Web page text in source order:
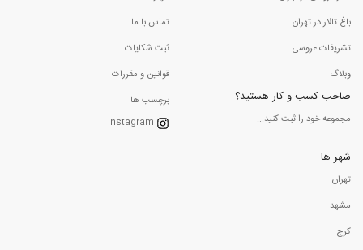
باغ تالار در تهران
تشریفات عروسی
وبلاگ
صاحب کسب و کار هستید؟
مجموعه خود را ثبت کنید...
تماس با ما
ثبت شکایات
قوانین و مقررات
برچسب ها
Instagram
شهر ها
تهران
مشهد
کرج